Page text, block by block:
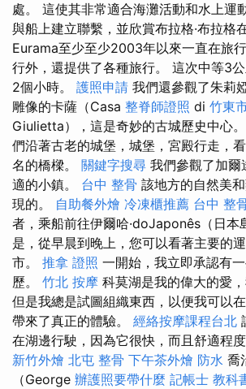
處。 這使其非常適合海灘活動和水上運
與船上建立聯繫，並欣賞布拉格·布拉格
Eurama至少至少2003年以來一直在旅
行外，還提供了各種旅行。 這次中等3
2個小時。 護照申請 我們還參觀了朱莉
雕像的卡薩（Casa 整脊師證照 di 竹東
Giulietta），這是奇妙的古城歷史中心。
們沿著古老的城堡，城堡，宮殿行走，
名的橋樑。 關鍵字搜尋 我們參觀了加爾
適的小鎮。 台中 整骨 該地方的自然美
現的。 自助餐外燴 冷凍櫃推薦 台中 整
者，乘船前往伊爾哈·doJaponês（日本
是，從早晨到晚上，您可以看著主要的
市。 推拿 證照 一開始，我立即承認有
歷。 竹北 按摩 科莫湖是我的偉大的愛
但是我總是試圖組織東西，以便我可以
帶來了真正的體驗。 經絡按摩課程台北
在湖邊行駛，因為它很快，而且舒適程度
新竹外燴 北屯 整骨 下午茶外燴 防水 喬
（George 辦護照要帶什麼 記帳士 教科